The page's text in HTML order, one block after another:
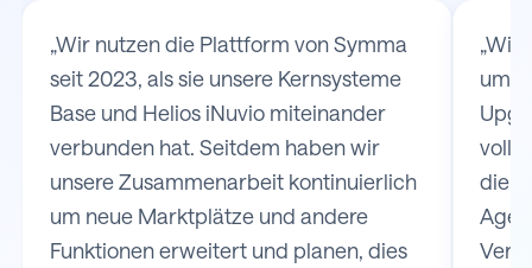
„Wir nutzen die Plattform von Symma
seit 2023, als sie unsere Kernsysteme
Base und Helios iNuvio miteinander
verbunden hat. Seitdem haben wir
unsere Zusammenarbeit kontinuierlich
um neue Marktplätze und andere
Funktionen erweitert und planen, dies
„Wir
um
die